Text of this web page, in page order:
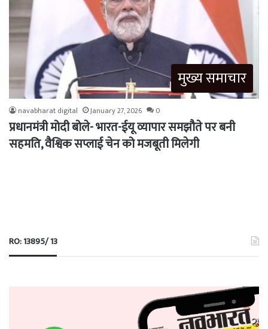
मुख्य समाचार
navabharat digital January 27, 2026 0
प्रधानमंत्री मोदी बोले- भारत-ईयू व्यापार समझौते पर बनी
सहमति, वैश्विक सप्लाई चेन को मजबूती मिलेगी
RO: 13895/ 13